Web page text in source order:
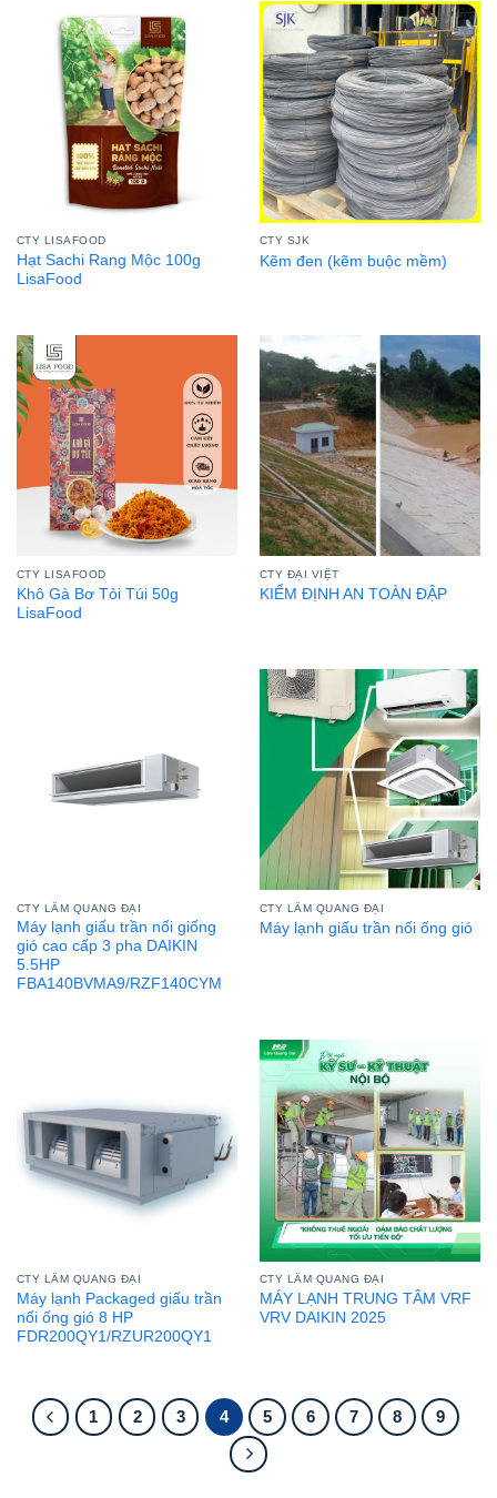
CTY LISAFOOD
Hạt Sachi Rang Mộc 100g
LisaFood
CTY SJK
Kẽm đen (kẽm buộc mềm)
CTY LISAFOOD
Khô Gà Bơ Tỏi Túi 50g
LisaFood
CTY ĐẠI VIỆT
KIỂM ĐỊNH AN TOÀN ĐẬP
CTY LÂM QUANG ĐẠI
Máy lạnh giấu trần nối giống
gió cao cấp 3 pha DAIKIN
5.5HP
FBA140BVMA9/RZF140CYM
CTY LÂM QUANG ĐẠI
Máy lạnh giấu trần nối ống gió
CTY LÂM QUANG ĐẠI
Máy lạnh Packaged giấu trần
nối ống gió 8 HP
FDR200QY1/RZUR200QY1
CTY LÂM QUANG ĐẠI
MÁY LẠNH TRUNG TÂM VRF
VRV DAIKIN 2025
1 2 3 4 5 6 7 8 9